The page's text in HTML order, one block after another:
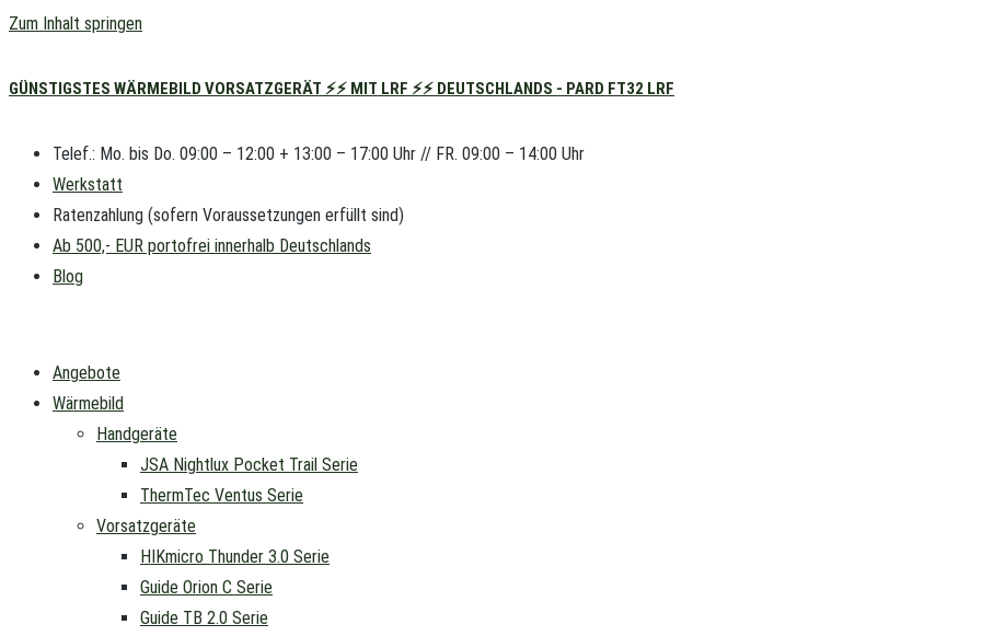
Zum Inhalt springen
GÜNSTIGSTES WÄRMEBILD VORSATZGERÄT ⚡⚡ MIT LRF ⚡⚡ DEUTSCHLANDS - PARD FT32 LRF
Telef.: Mo. bis Do. 09:00 – 12:00 + 13:00 – 17:00 Uhr // FR. 09:00 – 14:00 Uhr
Werkstatt
Ratenzahlung (sofern Voraussetzungen erfüllt sind)
Ab 500,- EUR portofrei innerhalb Deutschlands
Blog
Angebote
Wärmebild
Handgeräte
JSA Nightlux Pocket Trail Serie
ThermTec Ventus Serie
Vorsatzgeräte
HIKmicro Thunder 3.0 Serie
Guide Orion C Serie
Guide TB 2.0 Serie